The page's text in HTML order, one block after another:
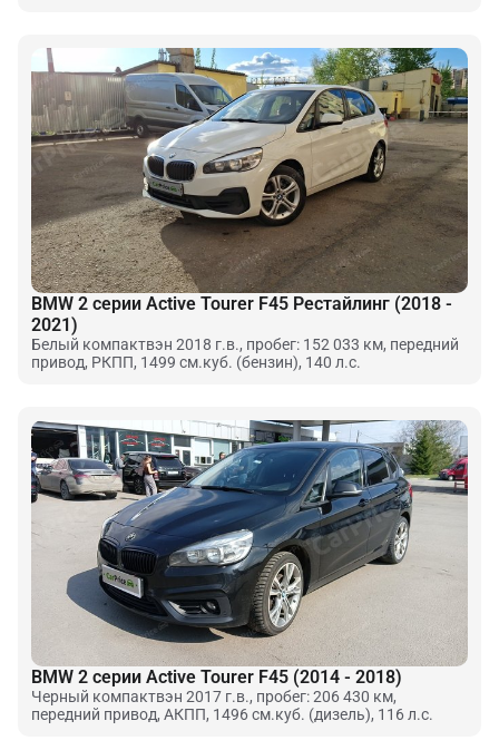
BMW 2 серии Active Tourer F45 Рестайлинг (2018 -
2021)
Белый компактвэн 2018 г.в., пробег: 152 033 км, передний
привод, РКПП, 1499 см.куб. (бензин), 140 л.с.
BMW 2 серии Active Tourer F45 (2014 - 2018)
Черный компактвэн 2017 г.в., пробег: 206 430 км,
передний привод, АКПП, 1496 см.куб. (дизель), 116 л.с.